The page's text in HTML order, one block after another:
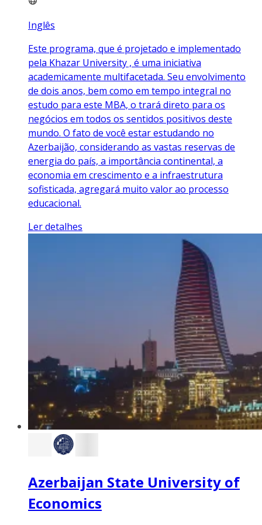
Inglês
Este programa, que é projetado e implementado
pela Khazar University , é uma iniciativa
academicamente multifacetada. Seu envolvimento
de dois anos, bem como em tempo integral no
estudo para este MBA, o trará direto para os
negócios em todos os sentidos positivos deste
mundo. O fato de você estar estudando no
Azerbaijão, considerando as vastas reservas de
energia do país, a importância continental, a
economia em crescimento e a infraestrutura
sofisticada, agregará muito valor ao processo
educacional.
Ler detalhes
Azerbaijan State University of
Economics